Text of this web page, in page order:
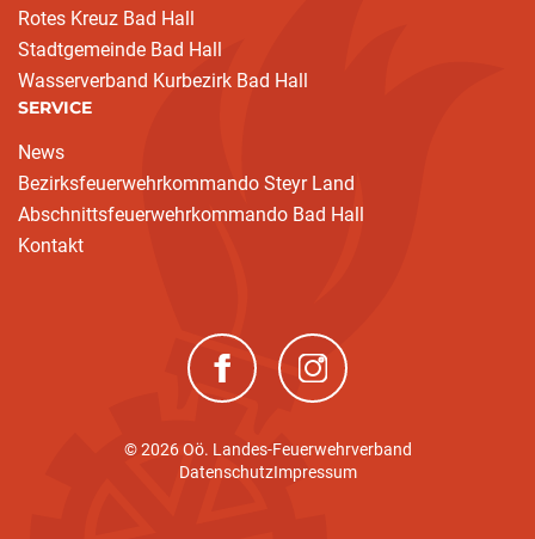
Rotes Kreuz Bad Hall
Stadtgemeinde Bad Hall
Wasserverband Kurbezirk Bad Hall
SERVICE
News
Bezirksfeuerwehrkommando Steyr Land
Abschnittsfeuerwehrkommando Bad Hall
Kontakt
(neues Fenster)(neues Fenster)
© 2026 Oö. Landes-Feuerwehrverband
DatenschutzImpressum